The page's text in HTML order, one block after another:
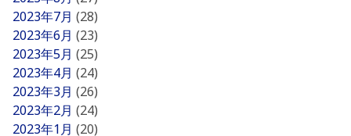
2023年7月 (28)
2023年6月 (23)
2023年5月 (25)
2023年4月 (24)
2023年3月 (26)
2023年2月 (24)
2023年1月 (20)